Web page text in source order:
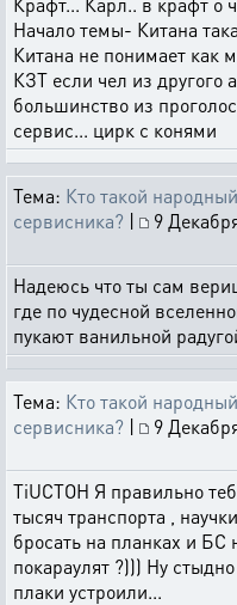
Начало темы- Китана
Китана не понимает как
КЗТ если чел из другого
большинство из
сервис... цирк с конями
Тема: Кто такой
сервисника? |
9
Надеюсь что ты сам
где по чудесной
пукают ванильной
Тема: Кто такой
сервисника? |
9
TiUCTOH Я правильно
тысяч транспорта ,
бросать на планках и БС
покараулят ?))) Ну
плаки устроили...